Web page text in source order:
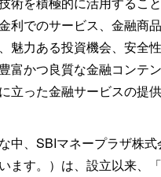
利でのサービス、金融商
魅力ある投資機会、安全
富かつ良質な金融コンテ
立った金融サービスの提
中、SBIマネープラザ株
ます。）は、設立以来、